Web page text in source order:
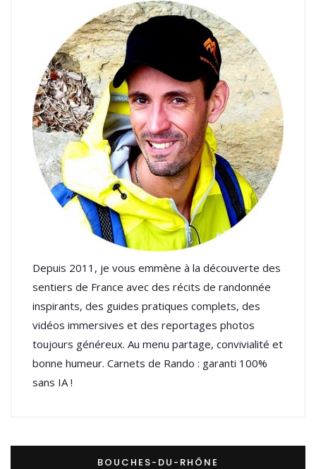
Depuis 2011, je vous emmène à la découverte des
sentiers de France avec des récits de randonnée
inspirants, des guides pratiques complets, des
vidéos immersives et des reportages photos
toujours généreux. Au menu partage, convivialité et
bonne humeur. Carnets de Rando : garanti 100%
sans IA !
BOUCHES-DU-RHÔNE